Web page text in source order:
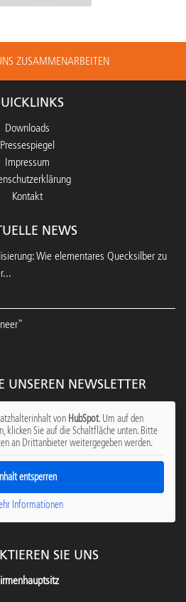
ZUSAMMENARBEITEN
Downloads
Pressespiegel
Impressum
Kontakt
NEWS
Wie elementares Quecksilber zu
UNSEREN NEWSLETTER
von HubSpot. Um auf den
klicken Sie auf die Schaltfläche unten. Bitte
an Drittanbieter weitergegeben werden.
Inhalt entsperren
Informationen
SIE UNS